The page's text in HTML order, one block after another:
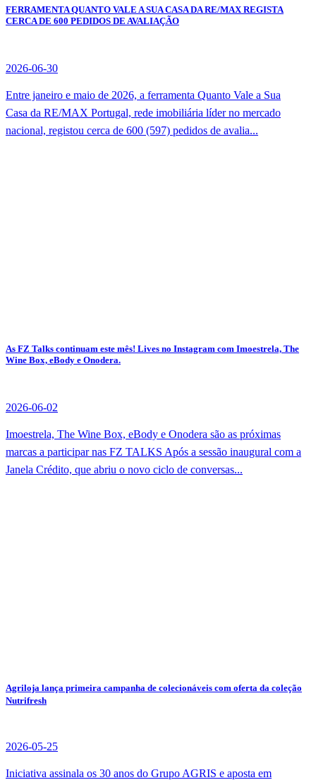
FERRAMENTA QUANTO VALE A SUA CASA DA RE/MAX REGISTA
CERCA DE 600 PEDIDOS DE AVALIAÇÃO
2026-06-30
Entre janeiro e maio de 2026, a ferramenta Quanto Vale a Sua
Casa da RE/MAX Portugal, rede imobiliária líder no mercado
nacional, registou cerca de 600 (597) pedidos de avalia...
As FZ Talks continuam este mês! Lives no Instagram com Imoestrela, The
Wine Box, eBody e Onodera.
2026-06-02
Imoestrela, The Wine Box, eBody e Onodera são as próximas
marcas a participar nas FZ TALKS Após a sessão inaugural com a
Janela Crédito, que abriu o novo ciclo de conversas...
Agriloja lança primeira campanha de colecionáveis com oferta da coleção
Nutrifresh
2026-05-25
Iniciativa assinala os 30 anos do Grupo AGRIS e aposta em